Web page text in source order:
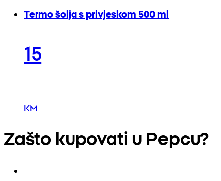
Termo šolja s privjeskom 500 ml
15
KM
Zašto kupovati u Pepcu?